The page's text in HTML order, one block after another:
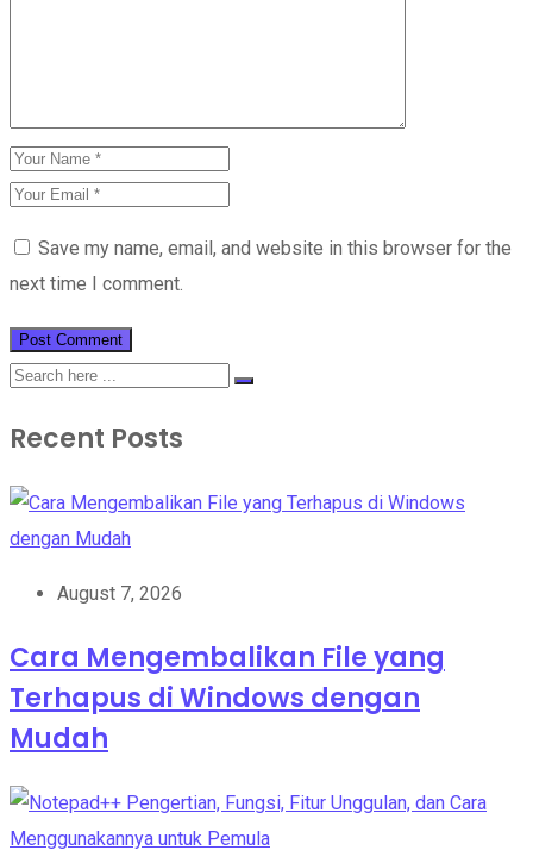
Save my name, email, and website in this browser for the
next time I comment.
Recent Posts
August 7, 2026
Cara Mengembalikan File yang
Terhapus di Windows dengan
Mudah